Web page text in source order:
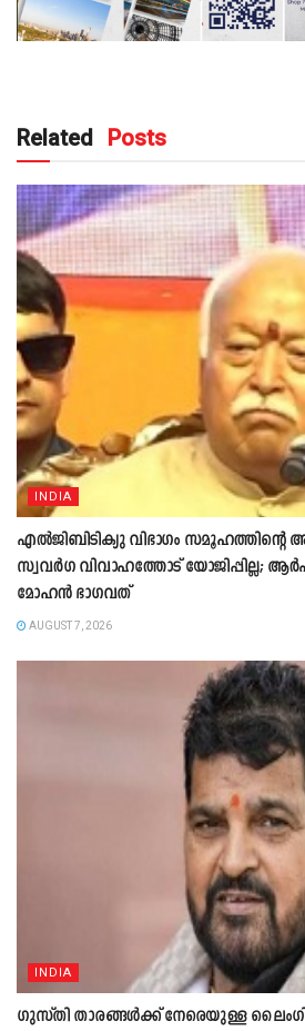
Related Posts
INDIA
എൽജിബിടിക്യു വിഭാഗം സമൂഹത്തിന്റെ
സ്വവർഗ വിവാഹത്തോട് യോജിപ്പില്ല;
മോഹൻ ഭാഗവത്
AUGUST 7, 2026
INDIA
ഗുസ്തി താരങ്ങൾക്ക് നേരെയുള്ള